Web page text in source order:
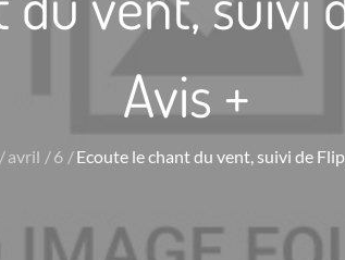
Avis +
avril 6 Ecoute le chant du vent, suivi de